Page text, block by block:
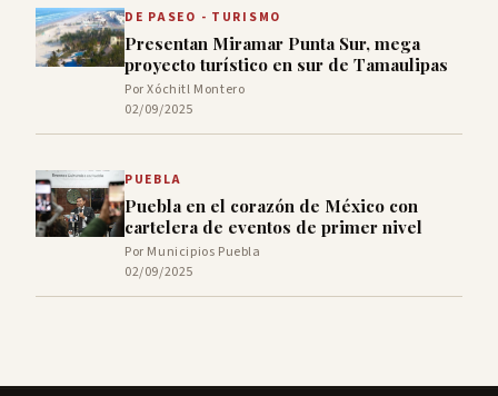
DE PASEO - TURISMO
Presentan Miramar Punta Sur, mega
proyecto turístico en sur de Tamaulipas
Por Xóchitl Montero
02/09/2025
PUEBLA
Puebla en el corazón de México con
cartelera de eventos de primer nivel
Por Municipios Puebla
02/09/2025